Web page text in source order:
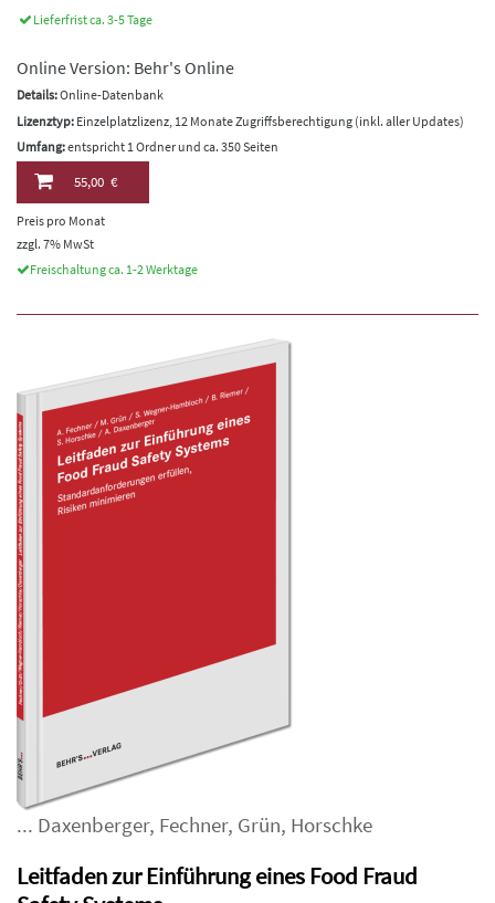
Lieferfrist ca. 3-5 Tage
Online Version: Behr's Online
Details:Online-Datenbank
Lizenztyp: Einzelplatzlizenz, 12 Monate Zugriffsberechtigung (inkl. aller Updates)
Umfang:entspricht 1 Ordner und ca. 350 Seiten
55,00 €
Preis pro Monat
zzgl. 7% MwSt
Freischaltung ca. 1-2 Werktage
... Daxenberger, Fechner, Grün, Horschke
Leitfaden zur Einführung eines Food Fraud